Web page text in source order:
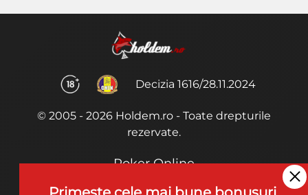
Decizia 1616/28.11.2024
© 2005 - 2026 Holdem.ro - Toate drepturile
rezervate.
Poker Online
Termeni si Conditii